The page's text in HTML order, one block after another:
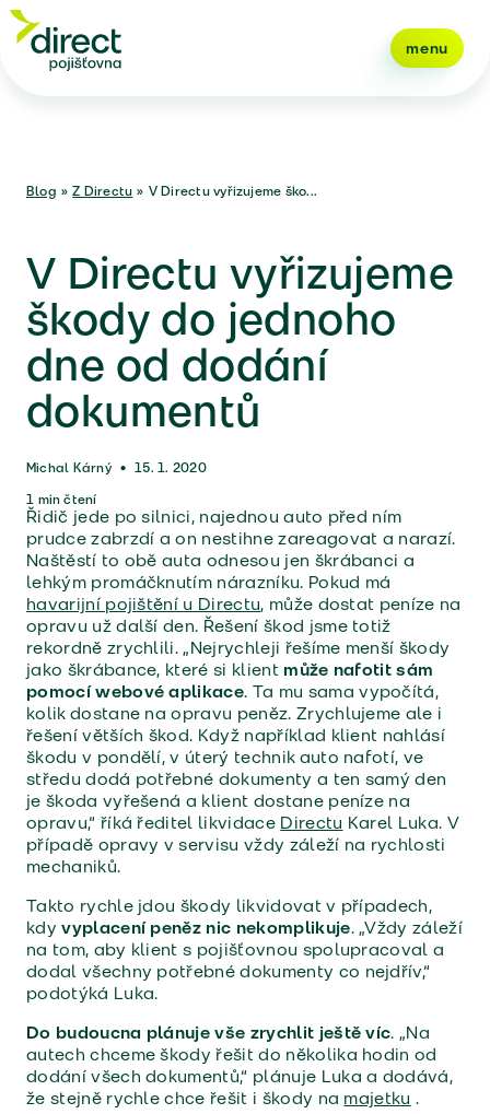
menu
Blog » Z Directu » V Directu vyřizujeme ško...
V Directu vyřizujeme
škody do jednoho
dne od dodání
dokumentů
Michal Kárný • 15. 1. 2020
1 min čtení
Řidič jede po silnici, najednou auto před ním
prudce zabrzdí a on nestihne zareagovat a narazí.
Naštěstí to obě auta odnesou jen škrábanci a
lehkým promáčknutím nárazníku. Pokud má
havarijní pojištění u Directu, může dostat peníze na
opravu už další den. Řešení škod jsme totiž
rekordně zrychlili. „Nejrychleji řešíme menší škody
jako škrábance, které si klient může nafotit sám
pomocí webové aplikace. Ta mu sama vypočítá,
kolik dostane na opravu peněz. Zrychlujeme ale i
řešení větších škod. Když například klient nahlásí
škodu v pondělí, v úterý technik auto nafotí, ve
středu dodá potřebné dokumenty a ten samý den
je škoda vyřešená a klient dostane peníze na
opravu,“ říká ředitel likvidace Directu Karel Luka. V
případě opravy v servisu vždy záleží na rychlosti
mechaniků.
Takto rychle jdou škody likvidovat v případech,
kdyvyplacení peněz nic nekomplikuje. „Vždy záleží
na tom, aby klient s pojišťovnou spolupracoval a
dodal všechny potřebné dokumenty co nejdřív,“
podotýká Luka.
Do budoucna plánuje vše zrychlit ještě víc. „Na
autech chceme škody řešit do několika hodin od
dodání všech dokumentů,“ plánuje Luka a dodává,
že stejně rychle chce řešit i škody na majetku .